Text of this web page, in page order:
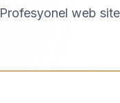
Profesyonel web